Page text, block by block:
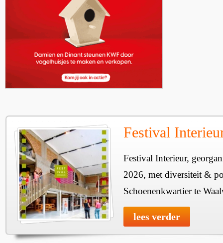
Festival
Festival Interieur,
2026, met diversiteit &
Schoenenkwartier te
lees verder